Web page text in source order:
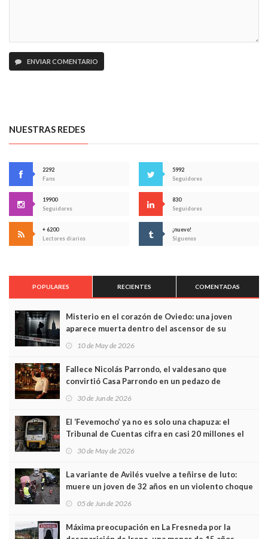
ENVIAR COMENTARIO
NUESTRAS REDES
2292
Fans
5992
Seguidores
19900
Seguidores
830
Seguidores
+ 6200
Lectores diarios
¡nuevo!
Síguenos
POPULARES RECIENTES COMENTADAS
Misterio en el corazón de Oviedo: una joven
aparece muerta dentro del ascensor de su
edificio y las cámaras captan sus últimos minutos
10 de May de 2026
Fallece Nicolás Parrondo, el valdesano que
convirtió Casa Parrondo en un pedazo de
Asturias en Madrid
30 de Jun de 2026
El ‘Fevemocho’ ya no es solo una chapuza: el
Tribunal de Cuentas cifra en casi 20 millones el
sobrecoste de los trenes que no cabían por los
30 de May de 2026
La variante de Avilés vuelve a teñirse de luto:
muere un joven de 32 años en un violento choque
frontal
05 de Jun de 2026
Máxima preocupación en La Fresneda por la